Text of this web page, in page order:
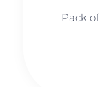
Pack